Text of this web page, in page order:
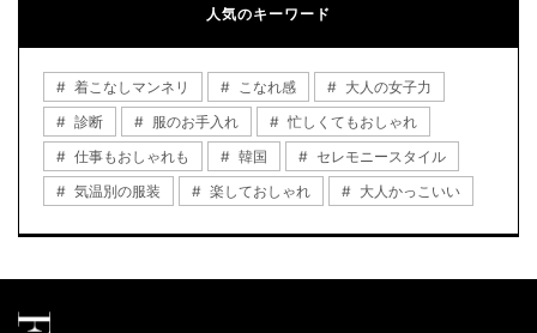
人気のキーワード
着こなしマンネリ こなれ感
大人の女子力
診断
服のお手入れ
忙しくてもおしゃれ
仕事もおしゃれも
韓国
セレモニースタイル
気温別の服装
楽しておしゃれ 大人かっこいい